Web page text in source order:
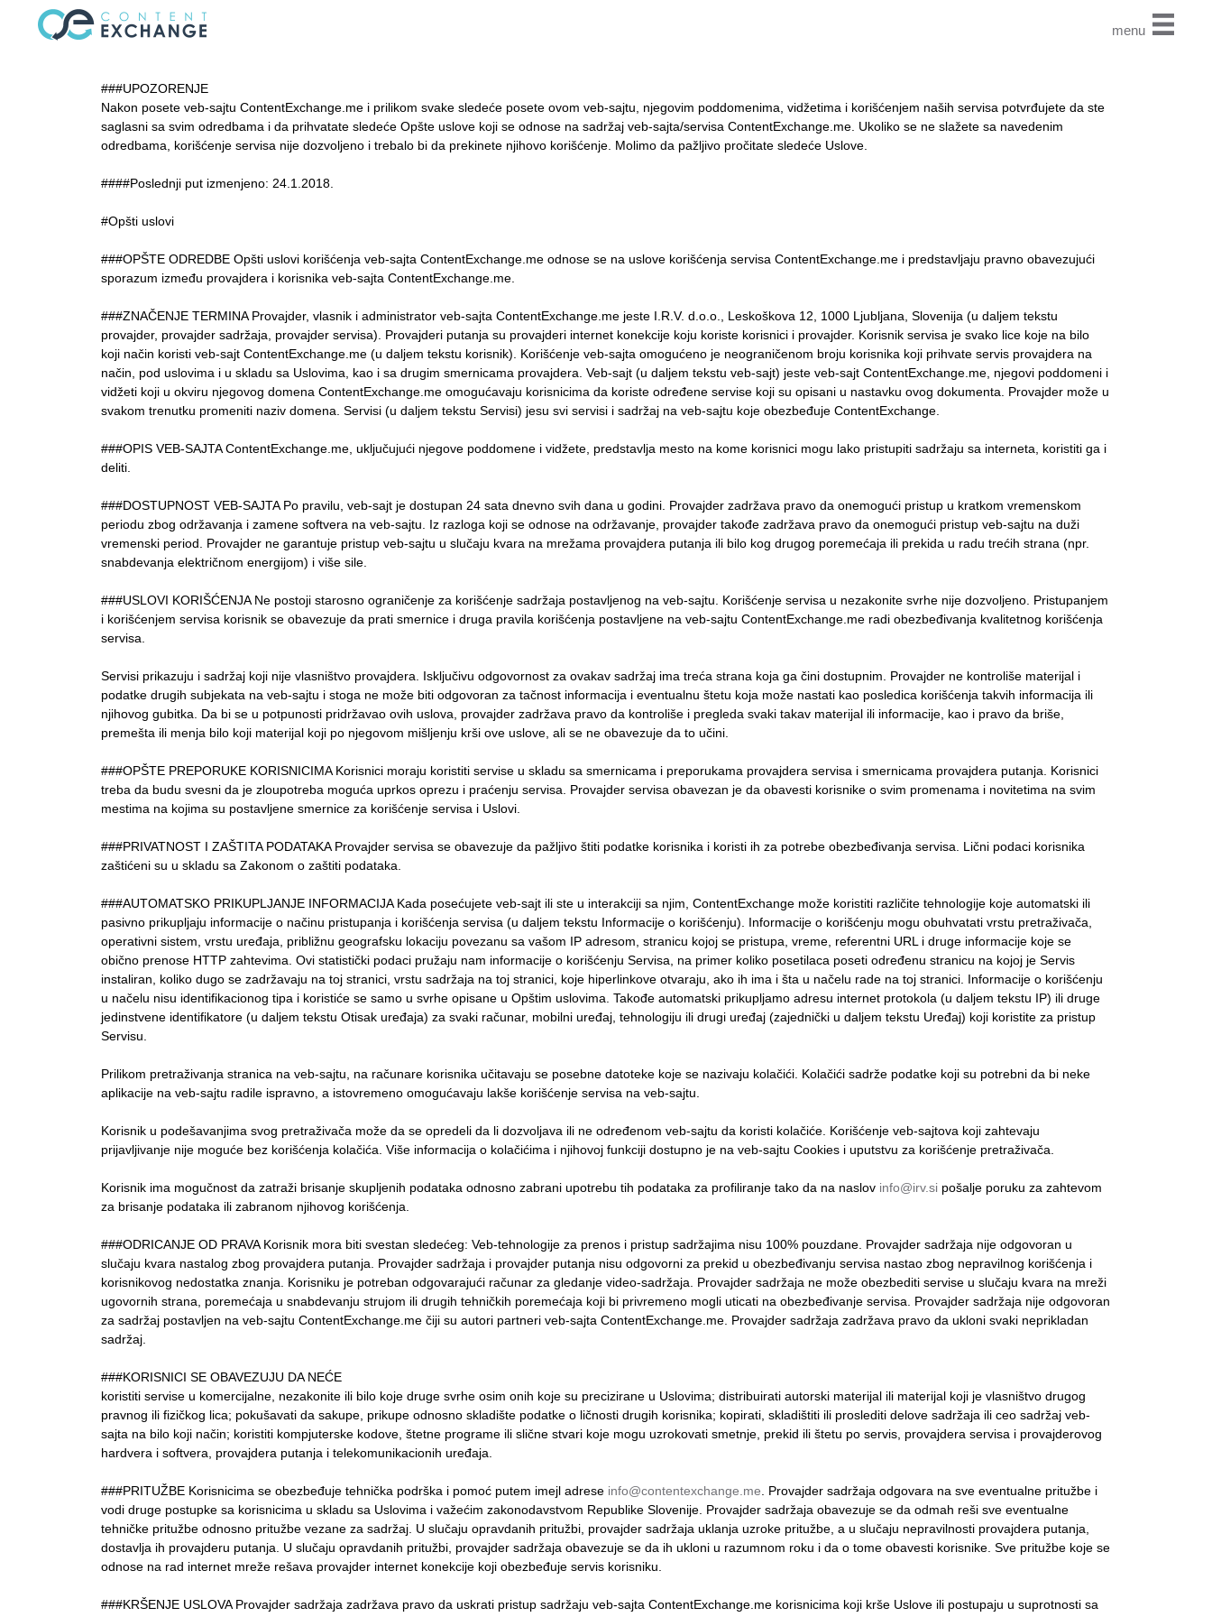
menu
###UPOZORENJE
Nakon posete veb-sajtu ContentExchange.me i prilikom svake sledeće posete ovom veb-sajtu, njegovim poddomenima, vidžetima i korišćenjem naših servisa potvrđujete da ste
saglasni sa svim odredbama i da prihvatate sledeće Opšte uslove koji se odnose na sadržaj veb-sajta/servisa ContentExchange.me. Ukoliko se ne slažete sa navedenim
odredbama, korišćenje servisa nije dozvoljeno i trebalo bi da prekinete njihovo korišćenje. Molimo da pažljivo pročitate sledeće Uslove.
####Poslednji put izmenjeno: 24.1.2018.
#Opšti uslovi
###OPŠTE ODREDBE Opšti uslovi korišćenja veb-sajta ContentExchange.me odnose se na uslove korišćenja servisa ContentExchange.me i predstavljaju pravno obavezujući
sporazum između provajdera i korisnika veb-sajta ContentExchange.me.
###ZNAČENJE TERMINA Provajder, vlasnik i administrator veb-sajta ContentExchange.me jeste I.R.V. d.o.o., Leskoškova 12, 1000 Ljubljana, Slovenija (u daljem tekstu
provajder, provajder sadržaja, provajder servisa). Provajderi putanja su provajderi internet konekcije koju koriste korisnici i provajder. Korisnik servisa je svako lice koje na bilo
koji način koristi veb-sajt ContentExchange.me (u daljem tekstu korisnik). Korišćenje veb-sajta omogućeno je neograničenom broju korisnika koji prihvate servis provajdera na
način, pod uslovima i u skladu sa Uslovima, kao i sa drugim smernicama provajdera. Veb-sajt (u daljem tekstu veb-sajt) jeste veb-sajt ContentExchange.me, njegovi poddomeni i
vidžeti koji u okviru njegovog domena ContentExchange.me omogućavaju korisnicima da koriste određene servise koji su opisani u nastavku ovog dokumenta. Provajder može u
svakom trenutku promeniti naziv domena. Servisi (u daljem tekstu Servisi) jesu svi servisi i sadržaj na veb-sajtu koje obezbeđuje ContentExchange.
###ОPIS VEB-SAJTA ContentExchange.me, uključujući njegove poddomene i vidžete, predstavlja mesto na kome korisnici mogu lako pristupiti sadržaju sa interneta, koristiti ga i
deliti.
###DOSTUPNOST VEB-SAJTA Po pravilu, veb-sajt je dostupan 24 sata dnevno svih dana u godini. Provajder zadržava pravo da onemogući pristup u kratkom vremenskom
periodu zbog održavanja i zamene softvera na veb-sajtu. Iz razloga koji se odnose na održavanje, provajder takođe zadržava pravo da onemogući pristup veb-sajtu na duži
vremenski period. Provajder ne garantuje pristup veb-sajtu u slučaju kvara na mrežama provajdera putanja ili bilo kog drugog poremećaja ili prekida u radu trećih strana (npr.
snabdevanja električnom energijom) i više sile.
###USLOVI KORIŠĆENJA Ne postoji starosno ograničenje za korišćenje sadržaja postavljenog na veb-sajtu. Korišćenje servisa u nezakonite svrhe nije dozvoljeno. Pristupanjem
i korišćenjem servisa korisnik se obavezuje da prati smernice i druga pravila korišćenja postavljene na veb-sajtu ContentExchange.me radi obezbeđivanja kvalitetnog korišćenja
servisa.
Servisi prikazuju i sadržaj koji nije vlasništvo provajdera. Isključivu odgovornost za ovakav sadržaj ima treća strana koja ga čini dostupnim. Provajder ne kontroliše materijal i
podatke drugih subjekata na veb-sajtu i stoga ne može biti odgovoran za tačnost informacija i eventualnu štetu koja može nastati kao posledica korišćenja takvih informacija ili
njihovog gubitka. Da bi se u potpunosti pridržavao ovih uslova, provajder zadržava pravo da kontroliše i pregleda svaki takav materijal ili informacije, kao i pravo da briše,
premešta ili menja bilo koji materijal koji po njegovom mišljenju krši ove uslove, ali se ne obavezuje da to učini.
###OPŠTE PREPORUKE KORISNICIMA Korisnici moraju koristiti servise u skladu sa smernicama i preporukama provajdera servisa i smernicama provajdera putanja. Korisnici
treba da budu svesni da je zloupotreba moguća uprkos oprezu i praćenju servisa. Provajder servisa obavezan je da obavesti korisnike o svim promenama i novitetima na svim
mestima na kojima su postavljene smernice za korišćenje servisa i Uslovi.
###PRIVATNOST I ZAŠTITA PODATAKA Provajder servisa se obavezuje da pažljivo štiti podatke korisnika i koristi ih za potrebe obezbeđivanja servisa. Lični podaci korisnika
zaštićeni su u skladu sa Zakonom o zaštiti podataka.
###AUTOMATSKO PRIKUPLJANJE INFORMACIJA Kada posećujete veb-sajt ili ste u interakciji sa njim, ContentExchange može koristiti različite tehnologije koje automatski ili
pasivno prikupljaju informacije o načinu pristupanja i korišćenja servisa (u daljem tekstu Informacije o korišćenju). Informacije o korišćenju mogu obuhvatati vrstu pretraživača,
operativni sistem, vrstu uređaja, približnu geografsku lokaciju povezanu sa vašom IP adresom, stranicu kojoj se pristupa, vreme, referentni URL i druge informacije koje se
obično prenose HTTP zahtevima. Ovi statistički podaci pružaju nam informacije o korišćenju Servisa, na primer koliko posetilaca poseti određenu stranicu na kojoj je Servis
instaliran, koliko dugo se zadržavaju na toj stranici, vrstu sadržaja na toj stranici, koje hiperlinkove otvaraju, ako ih ima i šta u načelu rade na toj stranici. Informacije o korišćenju
u načelu nisu identifikacionog tipa i koristiće se samo u svrhe opisane u Opštim uslovima. Takođe automatski prikupljamo adresu internet protokola (u daljem tekstu IP) ili druge
jedinstvene identifikatore (u daljem tekstu Otisak uređaja) za svaki računar, mobilni uređaj, tehnologiju ili drugi uređaj (zajednički u daljem tekstu Uređaj) koji koristite za pristup
Servisu.
Prilikom pretraživanja stranica na veb-sajtu, na računare korisnika učitavaju se posebne datoteke koje se nazivaju kolačići. Kolačići sadrže podatke koji su potrebni da bi neke
aplikacije na veb-sajtu radile ispravno, a istovremeno omogućavaju lakše korišćenje servisa na veb-sajtu.
Korisnik u podešavanjima svog pretraživača može da se opredeli da li dozvoljava ili ne određenom veb-sajtu da koristi kolačiće. Korišćenje veb-sajtova koji zahtevaju
prijavljivanje nije moguće bez korišćenja kolačića. Više informacija o kolačićima i njihovoj funkciji dostupno je na veb-sajtu Cookies i uputstvu za korišćenje pretraživača.
Korisnik ima mogučnost da zatraži brisanje skupljenih podataka odnosno zabrani upotrebu tih podataka za profiliranje tako da na naslov info@irv.si pošalje poruku za zahtevom
za brisanje podataka ili zabranom njihovog korišćenja.
###ODRICANJE OD PRAVA Korisnik mora biti svestan sledećeg: Veb-tehnologije za prenos i pristup sadržajima nisu 100% pouzdane. Provajder sadržaja nije odgovoran u
slučaju kvara nastalog zbog provajdera putanja. Provajder sadržaja i provajder putanja nisu odgovorni za prekid u obezbeđivanju servisa nastao zbog nepravilnog korišćenja i
korisnikovog nedostatka znanja. Korisniku je potreban odgovarajući računar za gledanje video-sadržaja. Provajder sadržaja ne može obezbediti servise u slučaju kvara na mreži
ugovornih strana, poremećaja u snabdevanju strujom ili drugih tehničkih poremećaja koji bi privremeno mogli uticati na obezbeđivanje servisa. Provajder sadržaja nije odgovoran
za sadržaj postavljen na veb-sajtu ContentExchange.me čiji su autori partneri veb-sajta ContentExchange.me. Provajder sadržaja zadržava pravo da ukloni svaki neprikladan
sadržaj.
###KORISNICI SE OBAVEZUJU DA NEĆE
koristiti servise u komercijalne, nezakonite ili bilo koje druge svrhe osim onih koje su precizirane u Uslovima; distribuirati autorski materijal ili materijal koji je vlasništvo drugog
pravnog ili fizičkog lica; pokušavati da sakupe, prikupe odnosno skladište podatke o ličnosti drugih korisnika; kopirati, skladištiti ili proslediti delove sadržaja ili ceo sadržaj veb-
sajta na bilo koji način; koristiti kompjuterske kodove, štetne programe ili slične stvari koje mogu uzrokovati smetnje, prekid ili štetu po servis, provajdera servisa i provajderovog
hardvera i softvera, provajdera putanja i telekomunikacionih uređaja.
###PRITUŽBE Korisnicima se obezbeđuje tehnička podrška i pomoć putem imejl adrese info@contentexchange.me . Provajder sadržaja odgovara na sve eventualne pritužbe i
vodi druge postupke sa korisnicima u skladu sa Uslovima i važećim zakonodavstvom Republike Slovenije. Provajder sadržaja obavezuje se da odmah reši sve eventualne
tehničke pritužbe odnosno pritužbe vezane za sadržaj. U slučaju opravdanih pritužbi, provajder sadržaja uklanja uzroke pritužbe, a u slučaju nepravilnosti provajdera putanja,
dostavlja ih provajderu putanja. U slučaju opravdanih pritužbi, provajder sadržaja obavezuje se da ih ukloni u razumnom roku i da o tome obavesti korisnike. Sve pritužbe koje se
odnose na rad internet mreže rešava provajder internet konekcije koji obezbeđuje servis korisniku.
###KRŠENJE USLOVA Provajder sadržaja zadržava pravo da uskrati pristup sadržaju veb-sajta ContentExchange.me korisnicima koji krše Uslove ili postupaju u suprotnosti sa